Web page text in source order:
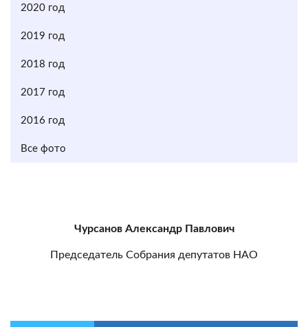
2020 год
2019 год
2018 год
2017 год
2016 год
Все фото
Чурсанов Александр Павлович
Председатель Собрания депутатов НАО